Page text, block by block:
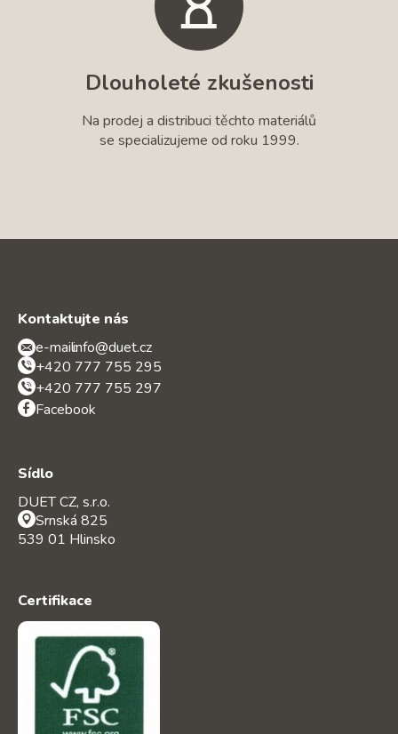
Dlouholeté zkušenosti
Na prodej a distribuci těchto materiálů
se specializujeme od roku 1999.
Kontaktujte nás
e-mail:info@duet.cz
+420 777 755 295
+420 777 755 297
Facebook
Sídlo
DUET CZ, s.r.o.
Srnská 825
539 01 Hlinsko
Certifikace